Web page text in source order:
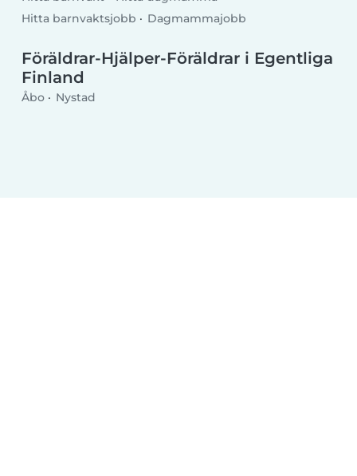
Hitta barnvaktsjobb
Dagmammajobb
Föräldrar-Hjälper-Föräldrar i Egentliga
Finland
Åbo Nystad